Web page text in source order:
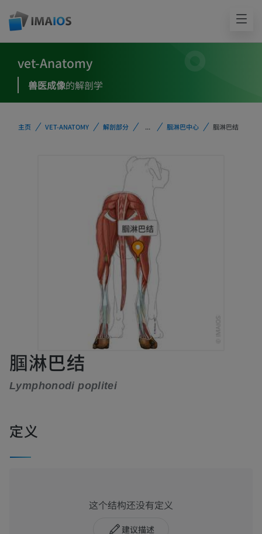
vet-Anatomy
兽医成像的解剖学
主页 VET-ANATOMY 解剖部分 ... 腘淋巴中心 腘淋巴结
腘淋巴结
Lymphonodi poplitei
定义
这个结构还没有定义
建议描述